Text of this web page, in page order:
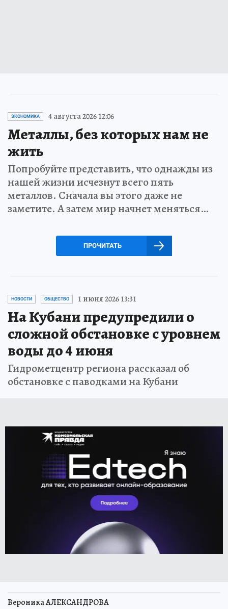
ЭКОНОМИКА 4 августа 2026 12:06
Металлы, без которых нам не
жить
Попробуйте представить, что однажды из
нашей жизни исчезнут всего пять
металлов. Сначала вы этого даже не
заметите. А затем мир начнет меняться…
ПРОЧИТАТЬ
НОВОСТИ ОБЩЕСТВО 1 июня 2026 13:31
На Кубани предупредили о
сложной обстановке с уровнем
воды до 4 июня
Гидрометцентр региона рассказал об
обстановке с паводками на Кубани
Вероника АЛЕКСАНДРОВА